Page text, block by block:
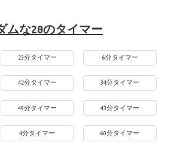
ムな20のタイマー
23分タイマー 6分タイマー
42分タイマー 34分タイマー
49分タイマー 43分タイマー
4分タイマー 60分タイマー